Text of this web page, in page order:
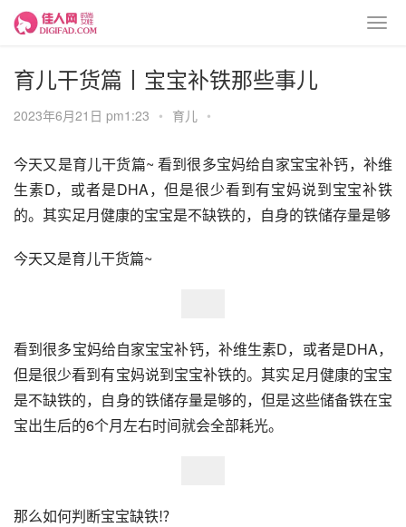
育儿干货篇丨宝宝补铁那些事儿
2023年6月21日 pm1:23 • 育儿 •
今天又是育儿干货篇~ 看到很多宝妈给自家宝宝补钙，补维
生素D，或者是DHA，但是很少看到有宝妈说到宝宝补铁
的。其实足月健康的宝宝是不缺铁的，自身的铁储存量是够
今天又是育儿干货篇~
看到很多宝妈给自家宝宝补钙，补维生素D，或者是DHA，
但是很少看到有宝妈说到宝宝补铁的。其实足月健康的宝宝
是不缺铁的，自身的铁储存量是够的，但是这些储备铁在宝
宝出生后的6个月左右时间就会全部耗光。
那么如何判断宝宝缺铁⁉